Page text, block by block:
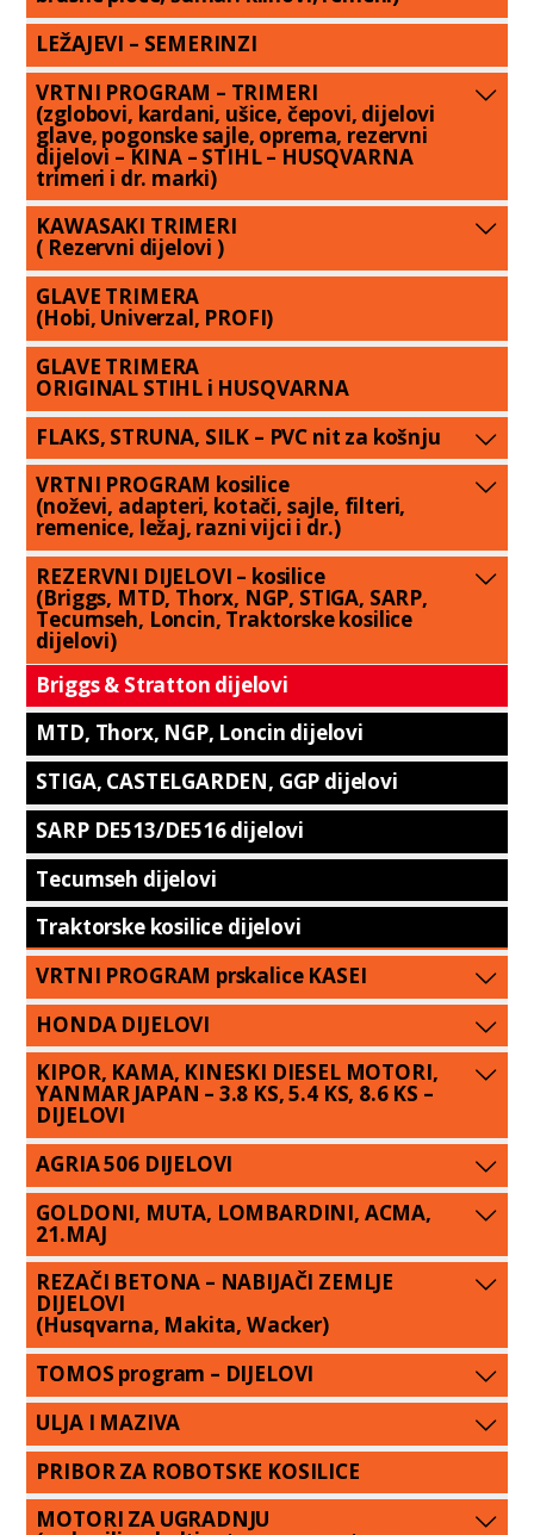
LEŽAJEVI – SEMERINZI
VRTNI PROGRAM – TRIMERI
(zglobovi, kardani, ušice, čepovi, dijelovi
glave, pogonske sajle, oprema, rezervni
dijelovi – KINA – STIHL – HUSQVARNA
trimeri i dr. marki)
KAWASAKI TRIMERI
( Rezervni dijelovi )
GLAVE TRIMERA
(Hobi, Univerzal, PROFI)
GLAVE TRIMERA
ORIGINAL STIHL i HUSQVARNA
FLAKS, STRUNA, SILK – PVC nit za košnju
VRTNI PROGRAM kosilice
(noževi, adapteri, kotači, sajle, filteri,
remenice, ležaj, razni vijci i dr.)
REZERVNI DIJELOVI – kosilice
(Briggs, MTD, Thorx, NGP, STIGA, SARP,
Tecumseh, Loncin, Traktorske kosilice
dijelovi)
Briggs & Stratton dijelovi
MTD, Thorx, NGP, Loncin dijelovi
STIGA, CASTELGARDEN, GGP dijelovi
SARP DE513/DE516 dijelovi
Tecumseh dijelovi
Traktorske kosilice dijelovi
VRTNI PROGRAM prskalice KASEI
HONDA DIJELOVI
KIPOR, KAMA, KINESKI DIESEL MOTORI,
YANMAR JAPAN – 3.8 KS, 5.4 KS, 8.6 KS –
DIJELOVI
AGRIA 506 DIJELOVI
GOLDONI, MUTA, LOMBARDINI, ACMA,
21.MAJ
REZAČI BETONA – NABIJAČI ZEMLJE
DIJELOVI
(Husqvarna, Makita, Wacker)
TOMOS program – DIJELOVI
ULJA I MAZIVA
PRIBOR ZA ROBOTSKE KOSILICE
MOTORI ZA UGRADNJU